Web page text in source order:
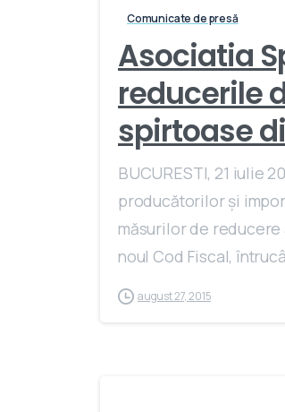
Comunicate de presă
Asociatia
reducerile
spirtoase
BUCURESTI, 21 iulie
producătorilor și
măsurilor de
noul Cod Fiscal,
august 27, 2015